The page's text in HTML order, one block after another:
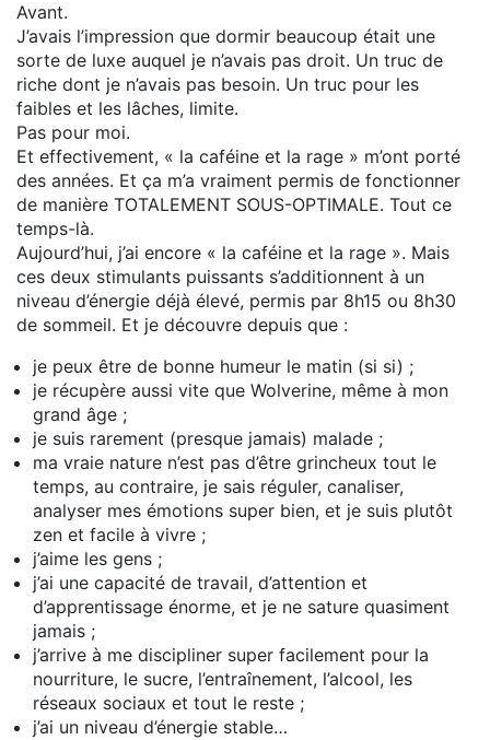
Avant.
J’avais l’impression que dormir beaucoup était une
sorte de luxe auquel je n’avais pas droit. Un truc de
riche dont je n’avais pas besoin. Un truc pour les
faibles et les lâches, limite.
Pas pour moi.
Et effectivement, « la caféine et la rage » m’ont porté
des années. Et ça m’a vraiment permis de fonctionner
de manière TOTALEMENT SOUS-OPTIMALE. Tout ce
temps-là.
Aujourd’hui, j’ai encore « la caféine et la rage ». Mais
ces deux stimulants puissants s’additionnent à un
niveau d’énergie déjà élevé, permis par 8h15 ou 8h30
de sommeil. Et je découvre depuis que :
je peux être de bonne humeur le matin (si si) ;
je récupère aussi vite que Wolverine, même à mon
grand âge ;
je suis rarement (presque jamais) malade ;
ma vraie nature n’est pas d’être grincheux tout le
temps, au contraire, je sais réguler, canaliser,
analyser mes émotions super bien, et je suis plutôt
zen et facile à vivre ;
j’aime les gens ;
j’ai une capacité de travail, d’attention et
d’apprentissage énorme, et je ne sature quasiment
jamais ;
j’arrive à me discipliner super facilement pour la
nourriture, le sucre, l’entraînement, l’alcool, les
réseaux sociaux et tout le reste ;
j’ai un niveau d’énergie stable…